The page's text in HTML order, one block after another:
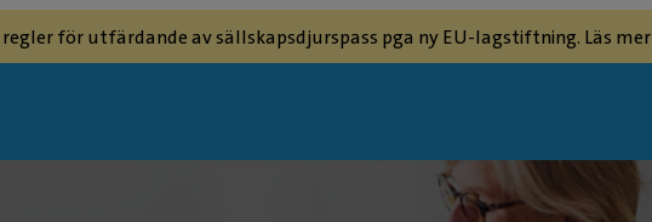
för utfärdande av sällskapsdjurspass pga ny EU-lagstiftning. Läs mer